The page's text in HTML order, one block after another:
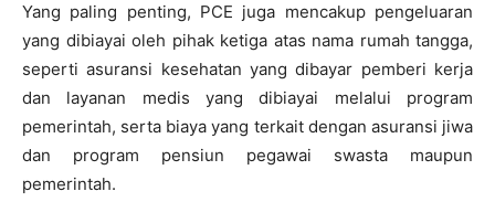
Yang paling penting, PCE juga mencakup pengeluaran
yang dibiayai oleh pihak ketiga atas nama rumah tangga,
seperti asuransi kesehatan yang dibayar pemberi kerja
dan layanan medis yang dibiayai melalui program
pemerintah, serta biaya yang terkait dengan asuransi jiwa
dan program pensiun pegawai swasta maupun
pemerintah.